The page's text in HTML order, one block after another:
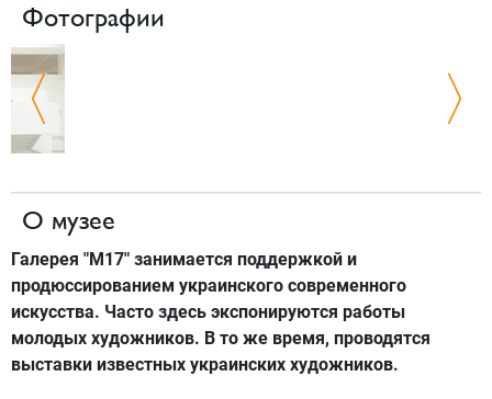
Фотографии
О музее
Галерея "М17" занимается поддержкой и
продюссированием украинского современного
искусства. Часто здесь экспонируются работы
молодых художников. В то же время, проводятся
выставки известных украинских художников.